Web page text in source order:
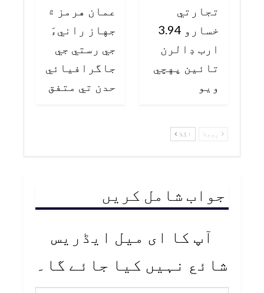
تجارتي
خسارو 3.94
ارب ڊالرن
تائين پهچي
ويو
عمان هرمز ۾
جهاز رانيءَ
جي رستي جي
جاگرافيائي
حدن تي متفق
پچھلا اگلا
جواب شامل کریں
آپ کا ای میل ایڈریس
شائع نہیں کیا جائے گا۔